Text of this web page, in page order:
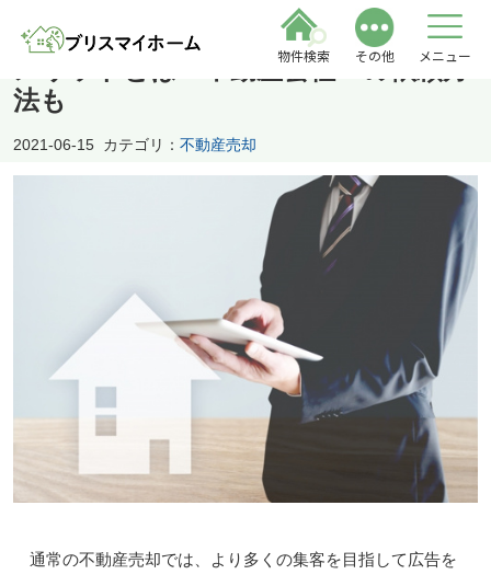
物件検索 その他 メニュー
不動産を内緒で売却するメリット・デ
メリットとは？不動産会社への依頼方
法も
2021-06-15 カテゴリ： 不動産売却
通常の不動産売却では、より多くの集客を目指して広告を